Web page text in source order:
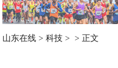
山东在线 >科技 > > 正文